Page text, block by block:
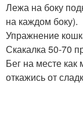
Лежа на боку
на каждом боку).
Упражнение
Скакалка 50-70
Бег на месте
откажись от